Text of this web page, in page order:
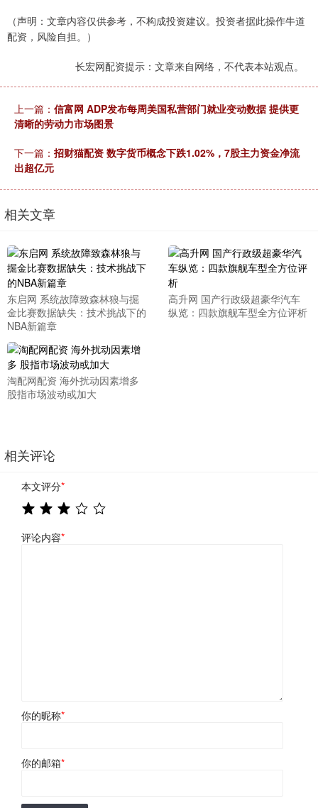
（声明：文章内容仅供参考，不构成投资建议。投资者据此操作牛道
配资，风险自担。）
长宏网配资提示：文章来自网络，不代表本站观点。
上一篇： 信富网 ADP发布每周美国私营部门就业变动数据 提供更
清晰的劳动力市场图景
下一篇： 招财猫配资 数字货币概念下跌1.02%，7股主力资金净流
出超亿元
相关文章
东启网 系统故障致森林狼与掘
金比赛数据缺失：技术挑战下的
NBA新篇章
高升网 国产行政级超豪华汽车
纵览：四款旗舰车型全方位评析
淘配网配资 海外扰动因素增多
股指市场波动或加大
相关评论
本文评分*
评论内容*
你的昵称*
你的邮箱*